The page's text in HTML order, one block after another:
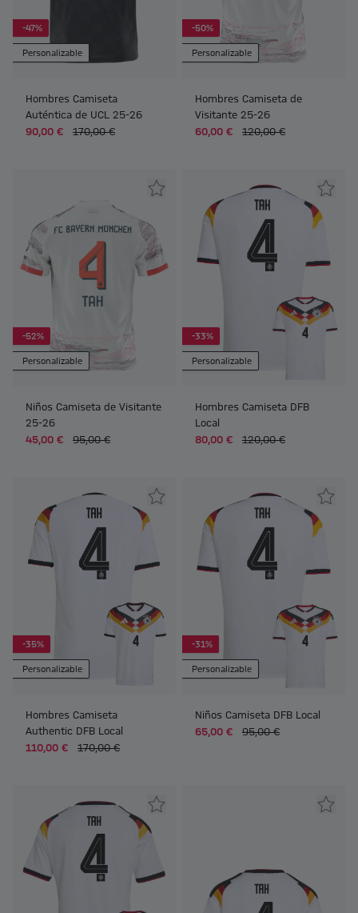
-47%
Personalizable
Hombres Camiseta
Auténtica de UCL 25-26
90,00 €
170,00 €
-50%
Personalizable
Hombres Camiseta de
Visitante 25-26
60,00 €
120,00 €
-52%
Personalizable
Niños Camiseta de Visitante
25-26
45,00 €
95,00 €
-33%
Personalizable
Hombres Camiseta DFB
Local
80,00 €
120,00 €
-35%
Personalizable
Hombres Camiseta
Authentic DFB Local
110,00 €
170,00 €
-31%
Personalizable
Niños Camiseta DFB Local
65,00 €
95,00 €